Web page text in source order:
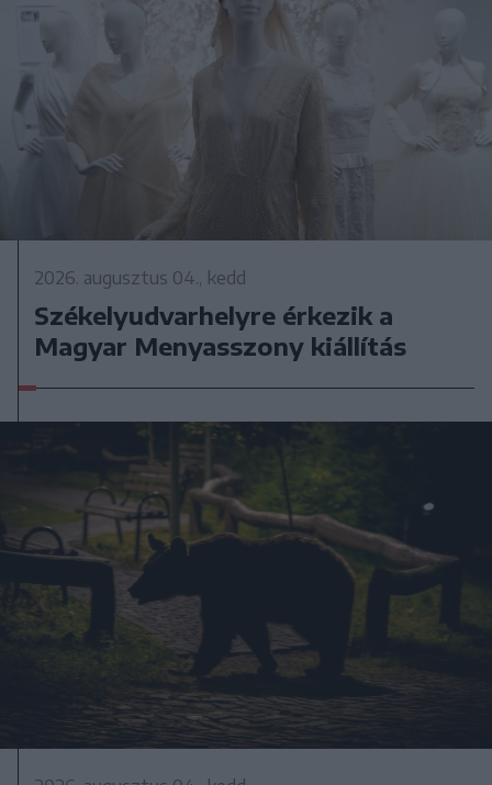
2026. augusztus 04., kedd
Székelyudvarhelyre érkezik a
Magyar Menyasszony kiállítás